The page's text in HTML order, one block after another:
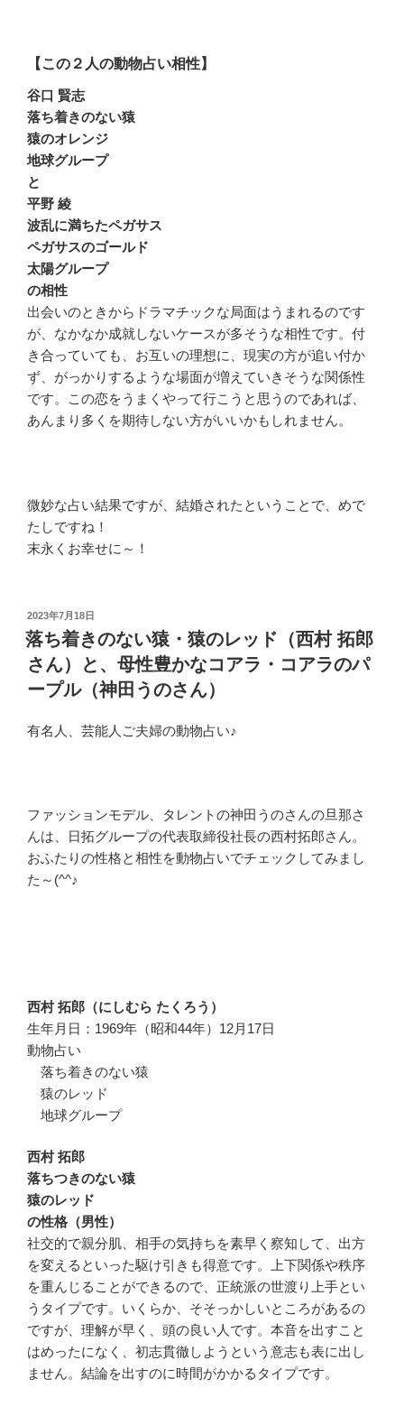
【この２人の動物占い相性】
谷口 賢志
落ち着きのない猿
猿のオレンジ
地球グループ
と
平野 綾
波乱に満ちたペガサス
ペガサスのゴールド
太陽グループ
の相性
出会いのときからドラマチックな局面はうまれるのです
が、なかなか成就しないケースが多そうな相性です。付
き合っていても、お互いの理想に、現実の方が追い付か
ず、がっかりするような場面が増えていきそうな関係性
です。この恋をうまくやって行こうと思うのであれば、
あんまり多くを期待しない方がいいかもしれません。
微妙な占い結果ですが、結婚されたということで、めで
たしですね！
末永くお幸せに～！
投
稿
日:
2023年7月18日
落ち着きのない猿・猿のレッド（西村 拓郎
さん）と、母性豊かなコアラ・コアラのパ
ープル（神田うのさん）
有名人、芸能人ご夫婦の動物占い♪
ファッションモデル、タレントの神田うのさんの旦那さ
んは、日拓グループの代表取締役社長の西村拓郎さん。
おふたりの性格と相性を動物占いでチェックしてみまし
た～(^^♪
西村 拓郎（にしむら たくろう）
生年月日：1969年（昭和44年）12月17日
動物占い
落ち着きのない猿
猿のレッド
地球グループ
西村 拓郎
落ちつきのない猿
猿のレッド
の性格（男性）
社交的で親分肌、相手の気持ちを素早く察知して、出方
を変えるといった駆け引きも得意です。上下関係や秩序
を重んじることができるので、正統派の世渡り上手とい
うタイプです。いくらか、そそっかしいところがあるの
ですが、理解が早く、頭の良い人です。本音を出すこと
はめったになく、初志貫徹しようという意志も表に出し
ません。結論を出すのに時間がかかるタイプです。